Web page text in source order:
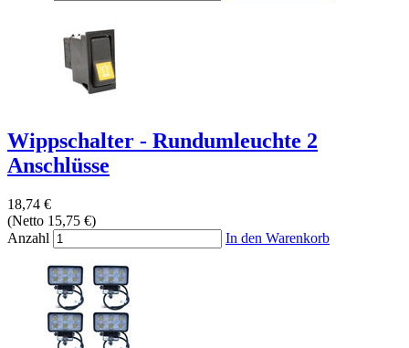
Wippschalter - Rundumleuchte 2
Anschlüsse
18,74 €
(Netto 15,75 €)
Anzahl
In den Warenkorb